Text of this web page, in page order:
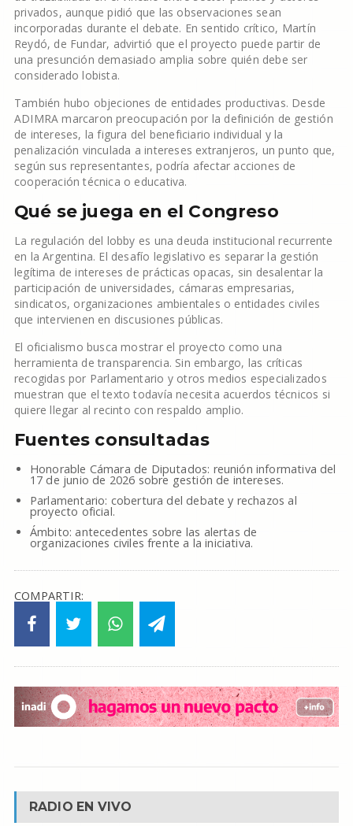
privados, aunque pidió que las observaciones sean
incorporadas durante el debate. En sentido crítico, Martín
Reydó, de Fundar, advirtió que el proyecto puede partir de
una presunción demasiado amplia sobre quién debe ser
considerado lobista.
También hubo objeciones de entidades productivas. Desde
ADIMRA marcaron preocupación por la definición de gestión
de intereses, la figura del beneficiario individual y la
penalización vinculada a intereses extranjeros, un punto que,
según sus representantes, podría afectar acciones de
cooperación técnica o educativa.
Qué se juega en el Congreso
La regulación del lobby es una deuda institucional recurrente
en la Argentina. El desafío legislativo es separar la gestión
legítima de intereses de prácticas opacas, sin desalentar la
participación de universidades, cámaras empresarias,
sindicatos, organizaciones ambientales o entidades civiles
que intervienen en discusiones públicas.
El oficialismo busca mostrar el proyecto como una
herramienta de transparencia. Sin embargo, las críticas
recogidas por Parlamentario y otros medios especializados
muestran que el texto todavía necesita acuerdos técnicos si
quiere llegar al recinto con respaldo amplio.
Fuentes consultadas
Honorable Cámara de Diputados: reunión informativa del
17 de junio de 2026 sobre gestión de intereses.
Parlamentario: cobertura del debate y rechazos al
proyecto oficial.
Ámbito: antecedentes sobre las alertas de
organizaciones civiles frente a la iniciativa.
COMPARTIR:
RADIO EN VIVO